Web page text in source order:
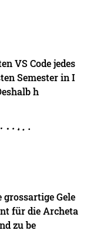
VS Code jedes
Semester in I
h
Gele
für die Archeta
zu be